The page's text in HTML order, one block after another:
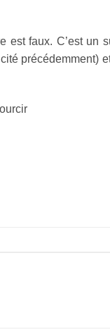
est faux. C’est un
précédemment)